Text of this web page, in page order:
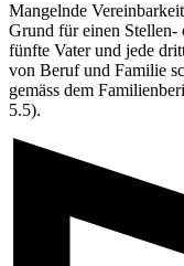
Mangelnde
Grund für einen Stellen-
fünfte Vater und jede
von Beruf und Familie
gemäss dem
5.5).